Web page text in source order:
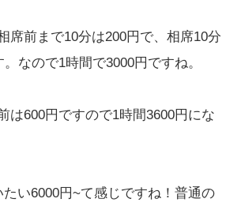
席前まで10分は200円で、相席10分
なので1時間で3000円ですね。
は600円ですので1時間3600円にな
い6000円~て感じですね！普通の